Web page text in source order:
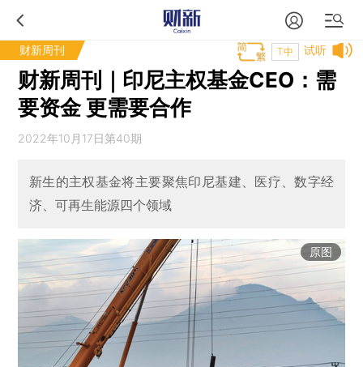
财新周刊 试听
T中
财新周刊｜印尼主权基金CEO：需
要资金 更需要合作
2022年10月17日第40期
新生的主权基金将主要聚焦印尼基建、医疗、数字经
济、可再生能源四个领域
原图